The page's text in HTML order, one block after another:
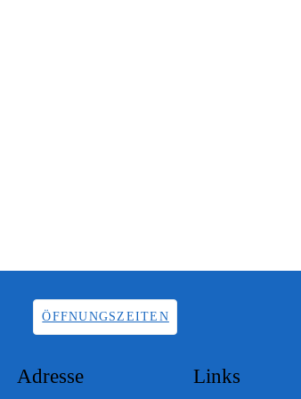
ÖFFNUNGSZEITEN
Adresse Links